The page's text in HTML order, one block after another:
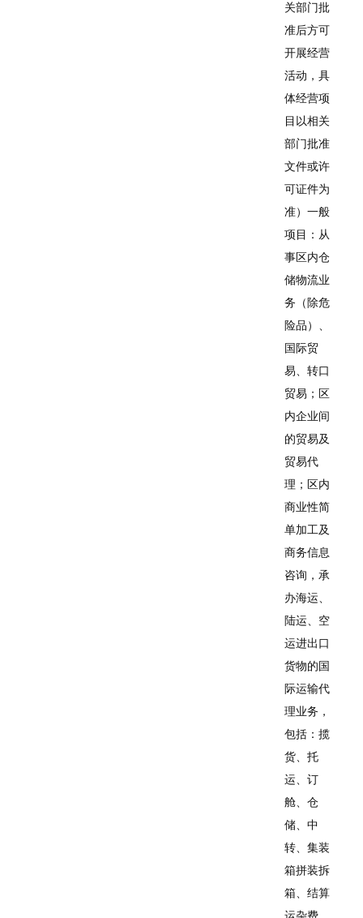
关部门批
准后方可
开展经营
活动，具
体经营项
目以相关
部门批准
文件或许
可证件为
准）一般
项目：从
事区内仓
储物流业
务（除危
险品）、
国际贸
易、转口
贸易；区
内企业间
的贸易及
贸易代
理；区内
商业性简
单加工及
商务信息
咨询，承
办海运、
陆运、空
运进出口
货物的国
际运输代
理业务，
包括：揽
货、托
运、订
舱、仓
储、中
转、集装
箱拼装拆
箱、结算